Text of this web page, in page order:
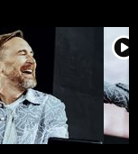
player2